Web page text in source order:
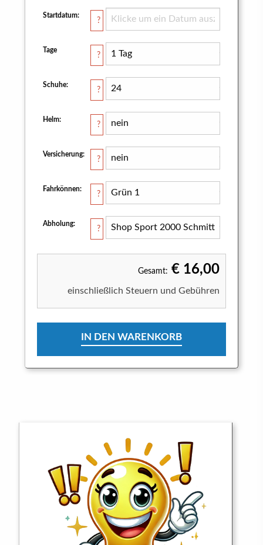
Startdatum:
?
Tage
?
Schuhe:
?
Helm:
?
Versicherung:
?
Fahrkönnen:
?
Abholung:
?
Gesamt: € 16,00
einschließlich Steuern und Gebühren
IN DEN WARENKORB